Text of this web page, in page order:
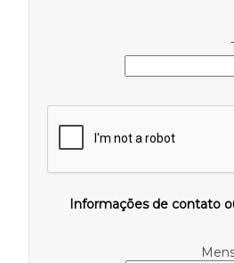
Informações de contato